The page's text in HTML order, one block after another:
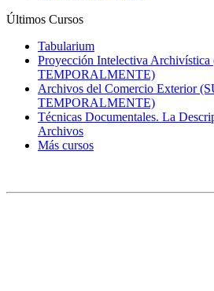
Últimos Cursos
Tabularium
Proyección Intelectiva
TEMPORALMENTE)
Archivos del Comercio Exterior
TEMPORALMENTE)
Técnicas Documentales. La
Archivos
Más cursos